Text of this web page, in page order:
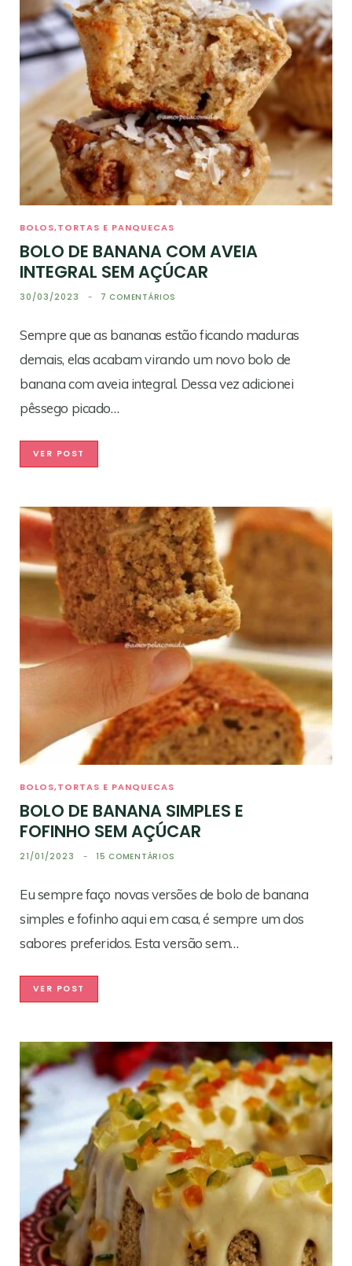
BOLOS,TORTAS E PANQUECAS
BOLO DE BANANA COM AVEIA
INTEGRAL SEM AÇÚCAR
30/03/2023 7 COMENTÁRIOS
Sempre que as bananas estão ficando maduras
demais, elas acabam virando um novo bolo de
banana com aveia integral. Dessa vez adicionei
pêssego picado…
VER POST
BOLOS,TORTAS E PANQUECAS
BOLO DE BANANA SIMPLES E
FOFINHO SEM AÇÚCAR
21/01/2023 15 COMENTÁRIOS
Eu sempre faço novas versões de bolo de banana
simples e fofinho aqui em casa, é sempre um dos
sabores preferidos. Esta versão sem…
VER POST